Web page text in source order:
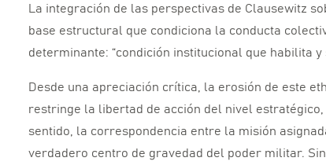
La integración de las perspectivas de Clausewitz
base estructural que condiciona la conducta
determinante: “condición institucional que habilita y
Desde una apreciación crítica, la erosión de este
restringe la libertad de acción del nivel estratégico,
sentido,
la correspondencia entre la misión
verdadero centro de gravedad del poder militar.